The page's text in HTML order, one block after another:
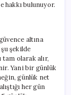
hakkı bulunuyor.
altına
şekilde
tam olarak alır,
Yani bir günlük
günlük net
her gün